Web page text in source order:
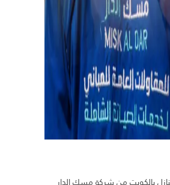
بالكويت من شركة مسك الدار